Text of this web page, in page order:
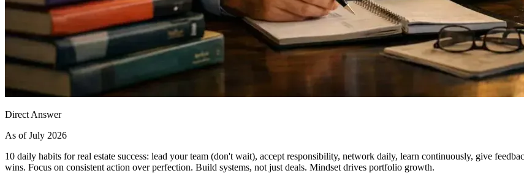
Direct Answer
As of July 2026
10 daily habits for real estate success: lead your team (don't wait), accept responsibility, network daily, learn continuously, give
wins. Focus on consistent action over perfection. Build systems, not just deals. Mindset drives portfolio growth.